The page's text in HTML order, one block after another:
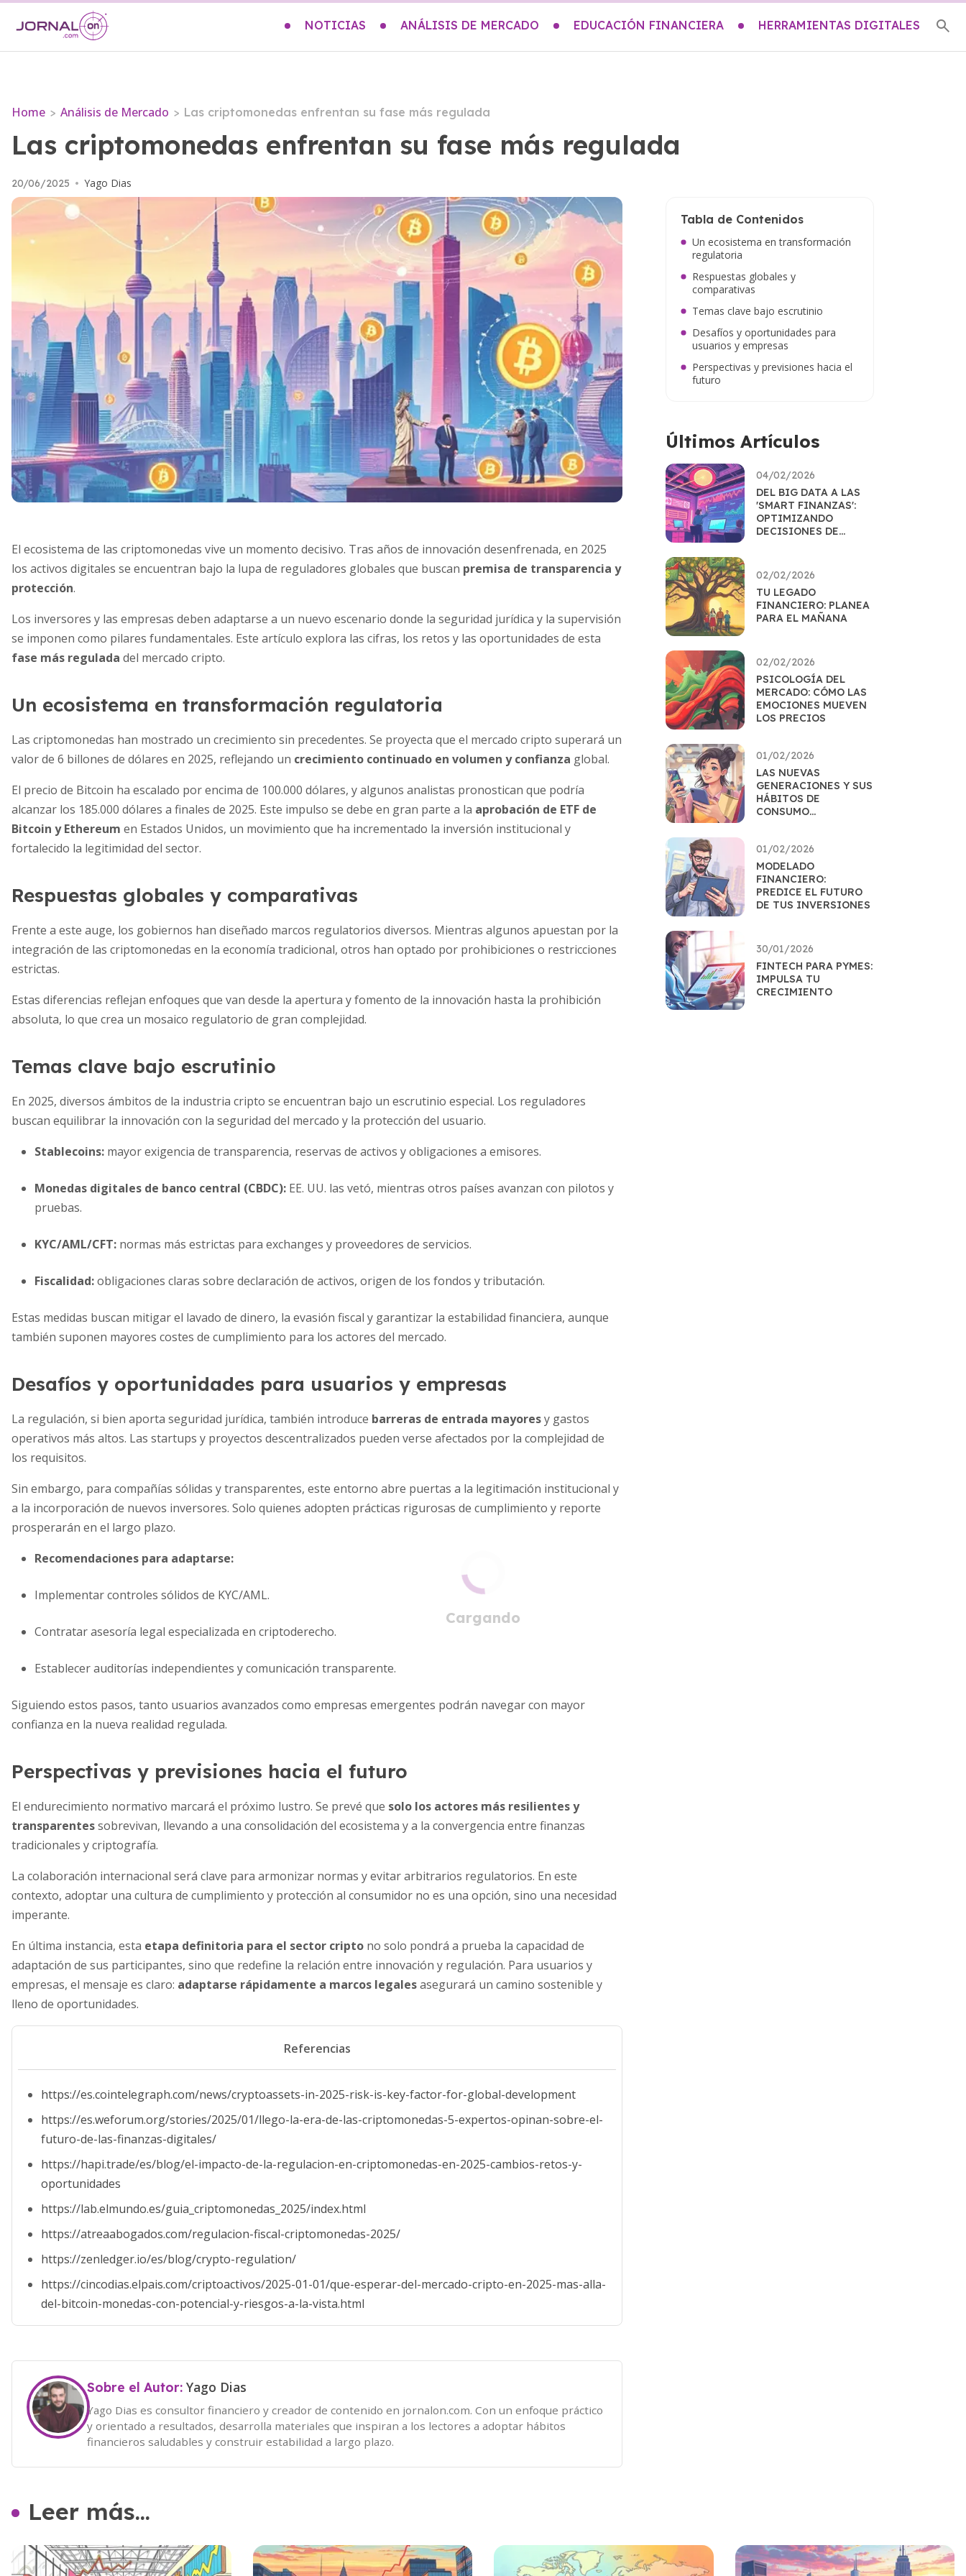
NOTICIAS ANÁLISIS DE MERCADO EDUCACIÓN FINANCIERA HERRAMIENTAS DIGITALES
Home > Análisis de Mercado > Las criptomonedas enfrentan su fase más regulada
Las criptomonedas enfrentan su fase más regulada
20/06/2025 • Yago Dias
El ecosistema de las criptomonedas vive un momento decisivo. Tras años de innovación desenfrenada, en 2025
los activos digitales se encuentran bajo la lupa de reguladores globales que buscan premisa de transparencia y
protección.
Los inversores y las empresas deben adaptarse a un nuevo escenario donde la seguridad jurídica y la supervisión
se imponen como pilares fundamentales. Este artículo explora las cifras, los retos y las oportunidades de esta
fase más regulada del mercado cripto.
Un ecosistema en transformación regulatoria
Las criptomonedas han mostrado un crecimiento sin precedentes. Se proyecta que el mercado cripto superará un
valor de 6 billones de dólares en 2025, reflejando un crecimiento continuado en volumen y confianza global.
El precio de Bitcoin ha escalado por encima de 100.000 dólares, y algunos analistas pronostican que podría
alcanzar los 185.000 dólares a finales de 2025. Este impulso se debe en gran parte a la aprobación de ETF de
Bitcoin y Ethereum en Estados Unidos, un movimiento que ha incrementado la inversión institucional y
fortalecido la legitimidad del sector.
Respuestas globales y comparativas
Frente a este auge, los gobiernos han diseñado marcos regulatorios diversos. Mientras algunos apuestan por la
integración de las criptomonedas en la economía tradicional, otros han optado por prohibiciones o restricciones
estrictas.
Estas diferencias reflejan enfoques que van desde la apertura y fomento de la innovación hasta la prohibición
absoluta, lo que crea un mosaico regulatorio de gran complejidad.
Temas clave bajo escrutinio
En 2025, diversos ámbitos de la industria cripto se encuentran bajo un escrutinio especial. Los reguladores
buscan equilibrar la innovación con la seguridad del mercado y la protección del usuario.
Stablecoins: mayor exigencia de transparencia, reservas de activos y obligaciones a emisores.
Monedas digitales de banco central (CBDC): EE. UU. las vetó, mientras otros países avanzan con pilotos y
pruebas.
KYC/AML/CFT: normas más estrictas para exchanges y proveedores de servicios.
Fiscalidad:obligaciones claras sobre declaración de activos, origen de los fondos y tributación.
Estas medidas buscan mitigar el lavado de dinero, la evasión fiscal y garantizar la estabilidad financiera, aunque
también suponen mayores costes de cumplimiento para los actores del mercado.
Desafíos y oportunidades para usuarios y empresas
La regulación, si bien aporta seguridad jurídica, también introduce barreras de entrada mayoresy gastos
operativos más altos. Las startups y proyectos descentralizados pueden verse afectados por la complejidad de
los requisitos.
Sin embargo, para compañías sólidas y transparentes, este entorno abre puertas a la legitimación institucional y
a la incorporación de nuevos inversores. Solo quienes adopten prácticas rigurosas de cumplimiento y reporte
prosperarán en el largo plazo.
Recomendaciones para adaptarse:
Implementar controles sólidos de KYC/AML.
Contratar asesoría legal especializada en criptoderecho.
Establecer auditorías independientes y comunicación transparente.
Siguiendo estos pasos, tanto usuarios avanzados como empresas emergentes podrán navegar con mayor
confianza en la nueva realidad regulada.
Perspectivas y previsiones hacia el futuro
El endurecimiento normativo marcará el próximo lustro. Se prevé que solo los actores más resilientes y
transparentessobrevivan, llevando a una consolidación del ecosistema y a la convergencia entre finanzas
tradicionales y criptografía.
La colaboración internacional será clave para armonizar normas y evitar arbitrarios regulatorios. En este
contexto, adoptar una cultura de cumplimiento y protección al consumidor no es una opción, sino una necesidad
imperante.
En última instancia, esta etapa definitoria para el sector cripto no solo pondrá a prueba la capacidad de
adaptación de sus participantes, sino que redefine la relación entre innovación y regulación. Para usuarios y
empresas, el mensaje es claro: adaptarse rápidamente a marcos legalesasegurará un camino sostenible y
lleno de oportunidades.
Referencias
https://es.cointelegraph.com/news/cryptoassets-in-2025-risk-is-key-factor-for-global-development
https://es.weforum.org/stories/2025/01/llego-la-era-de-las-criptomonedas-5-expertos-opinan-sobre-el-
futuro-de-las-finanzas-digitales/
https://hapi.trade/es/blog/el-impacto-de-la-regulacion-en-criptomonedas-en-2025-cambios-retos-y-
oportunidades
https://lab.elmundo.es/guia_criptomonedas_2025/index.html
https://atreaabogados.com/regulacion-fiscal-criptomonedas-2025/
https://zenledger.io/es/blog/crypto-regulation/
https://cincodias.elpais.com/criptoactivos/2025-01-01/que-esperar-del-mercado-cripto-en-2025-mas-alla-
del-bitcoin-monedas-con-potencial-y-riesgos-a-la-vista.html
Sobre el Autor: Yago Dias
Yago Dias es consultor financiero y creador de contenido en jornalon.com. Con un enfoque práctico
y orientado a resultados, desarrolla materiales que inspiran a los lectores a adoptar hábitos
financieros saludables y construir estabilidad a largo plazo.
Tabla de Contenidos
Un ecosistema en transformación
regulatoria
Respuestas globales y
comparativas
Temas clave bajo escrutinio
Desafíos y oportunidades para
usuarios y empresas
Perspectivas y previsiones hacia el
futuro
Últimos Artículos
04/02/2026
DEL BIG DATA A LAS
'SMART FINANZAS':
OPTIMIZANDO
DECISIONES DE
02/02/2026
TU LEGADO
FINANCIERO: PLANEA
PARA EL MAÑANA
02/02/2026
PSICOLOGÍA DEL
MERCADO: CÓMO LAS
EMOCIONES MUEVEN
LOS PRECIOS
01/02/2026
LAS NUEVAS
GENERACIONES Y SUS
HÁBITOS DE
CONSUMO
01/02/2026
MODELADO
FINANCIERO:
PREDICE EL FUTURO
DE TUS INVERSIONES
30/01/2026
FINTECH PARA PYMES:
IMPULSA TU
CRECIMIENTO
Leer más...